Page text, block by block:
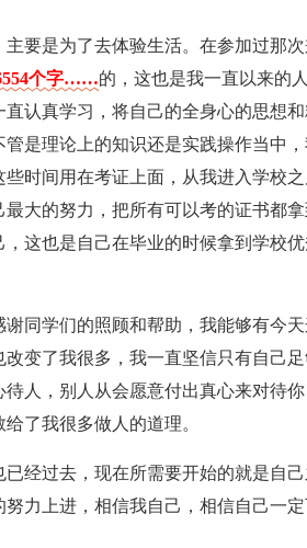
要是为了去体验生活。在参加过那
个字……的，这也是我一直以来的
认真学习，将自己的全身心的思想
是理论上的知识还是实践操作当中
时间用在考证上面，从我进入学校
大的努力，把所有可以考的证书都
这也是自己在毕业的时候拿到学校
同学们的照顾和帮助，我能够有今
变了我很多，我一直坚信只有自己
人，别人从会愿意付出真心来对待
了我很多做人的道理。
经过去，现在所需要开始的就是自
力上进，相信我自己，相信自己一定